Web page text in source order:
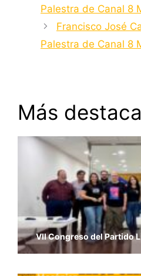
Palestra de Canal 8
Francisco José
Palestra de Canal 8
Más
VII Congreso del Partido